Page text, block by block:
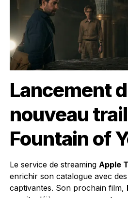
Lancement
nouveau
Fountain of
Le service de streaming Apple
enrichir son catalogue avec
captivantes. Son prochain film,